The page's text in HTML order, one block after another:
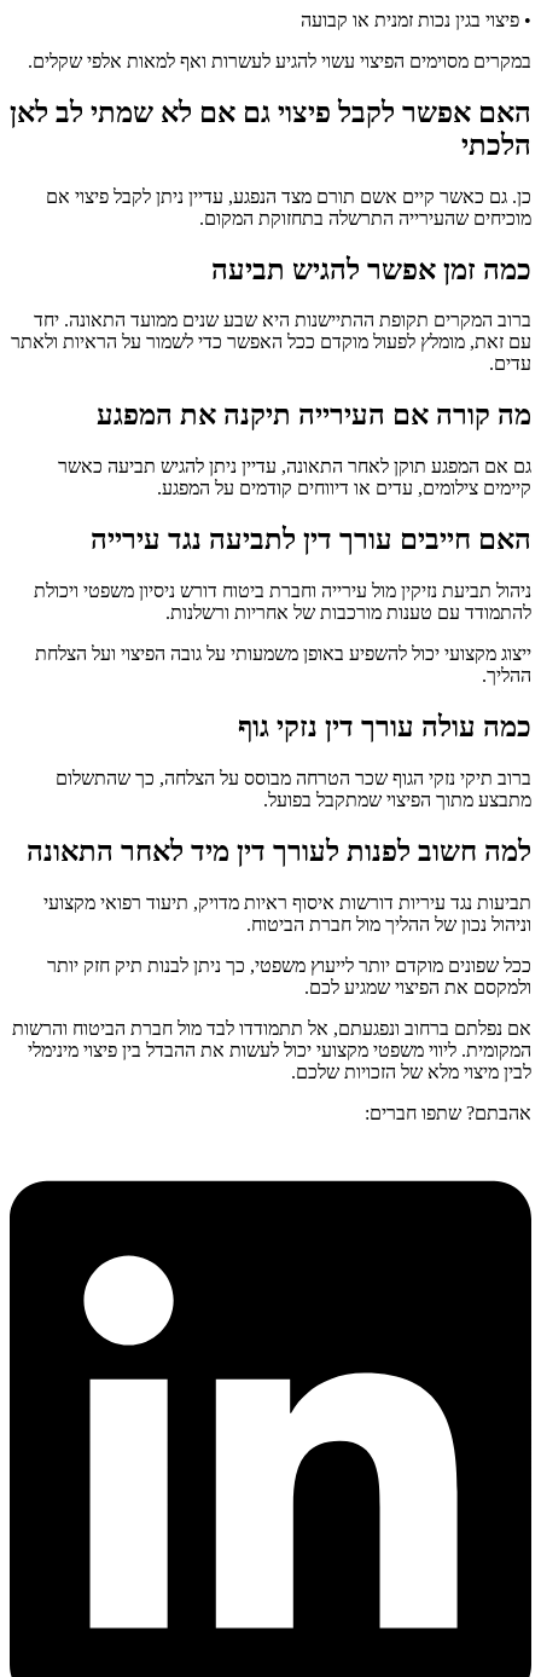
• פיצוי בגין נכות זמנית או קבועה
במקרים מסוימים הפיצוי עשוי להגיע לעשרות ואף למאות אלפי שקלים.
האם אפשר לקבל פיצוי גם אם לא שמתי לב לאן
הלכתי
כן. גם כאשר קיים אשם תורם מצד הנפגע, עדיין ניתן לקבל פיצוי אם
מוכיחים שהעירייה התרשלה בתחזוקת המקום.
כמה זמן אפשר להגיש תביעה
ברוב המקרים תקופת ההתיישנות היא שבע שנים ממועד התאונה. יחד
עם זאת, מומלץ לפעול מוקדם ככל האפשר כדי לשמור על הראיות ולאתר
עדים.
מה קורה אם העירייה תיקנה את המפגע
גם אם המפגע תוקן לאחר התאונה, עדיין ניתן להגיש תביעה כאשר
קיימים צילומים, עדים או דיווחים קודמים על המפגע.
האם חייבים עורך דין לתביעה נגד עירייה
ניהול תביעת נזיקין מול עירייה וחברת ביטוח דורש ניסיון משפטי ויכולת
להתמודד עם טענות מורכבות של אחריות ורשלנות.
ייצוג מקצועי יכול להשפיע באופן משמעותי על גובה הפיצוי ועל הצלחת
ההליך.
כמה עולה עורך דין נזקי גוף
ברוב תיקי נזקי הגוף שכר הטרחה מבוסס על הצלחה, כך שהתשלום
מתבצע מתוך הפיצוי שמתקבל בפועל.
למה חשוב לפנות לעורך דין מיד לאחר התאונה
תביעות נגד עיריות דורשות איסוף ראיות מדויק, תיעוד רפואי מקצועי
וניהול נכון של ההליך מול חברת הביטוח.
ככל שפונים מוקדם יותר לייעוץ משפטי, כך ניתן לבנות תיק חזק יותר
ולמקסם את הפיצוי שמגיע לכם.
אם נפלתם ברחוב ונפגעתם, אל תתמודדו לבד מול חברת הביטוח והרשות
המקומית. ליווי משפטי מקצועי יכול לעשות את ההבדל בין פיצוי מינימלי
לבין מיצוי מלא של הזכויות שלכם.
אהבתם? שתפו חברים: